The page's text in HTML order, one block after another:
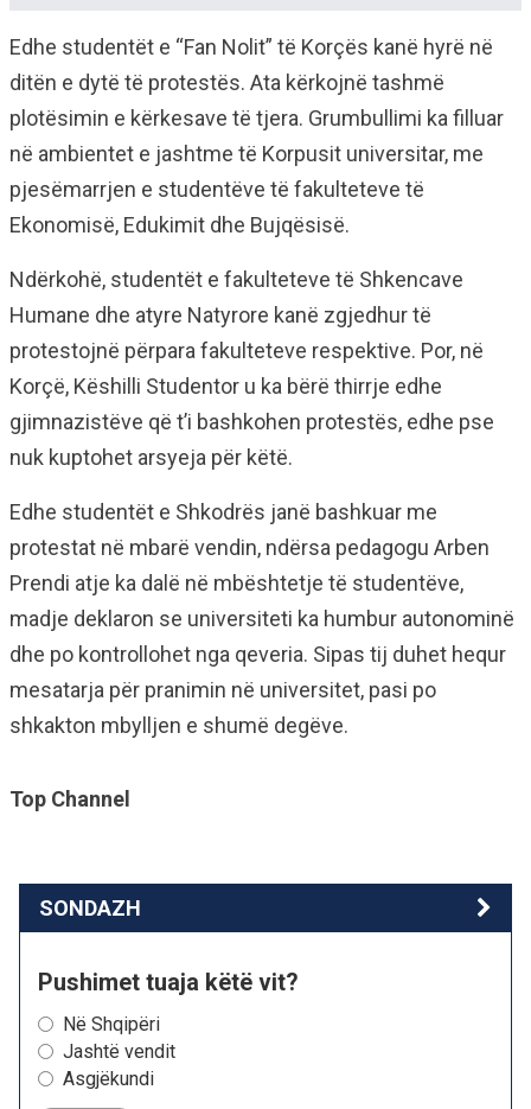
Edhe studentët e “Fan Nolit” të Korçës kanë hyrë në
ditën e dytë të protestës. Ata kërkojnë tashmë
plotësimin e kërkesave të tjera. Grumbullimi ka filluar
në ambientet e jashtme të Korpusit universitar, me
pjesëmarrjen e studentëve të fakulteteve të
Ekonomisë, Edukimit dhe Bujqësisë.
Ndërkohë, studentët e fakulteteve të Shkencave
Humane dhe atyre Natyrore kanë zgjedhur të
protestojnë përpara fakulteteve respektive. Por, në
Korçë, Këshilli Studentor u ka bërë thirrje edhe
gjimnazistëve që t’i bashkohen protestës, edhe pse
nuk kuptohet arsyeja për këtë.
Edhe studentët e Shkodrës janë bashkuar me
protestat në mbarë vendin, ndërsa pedagogu Arben
Prendi atje ka dalë në mbështetje të studentëve,
madje deklaron se universiteti ka humbur autonominë
dhe po kontrollohet nga qeveria. Sipas tij duhet hequr
mesatarja për pranimin në universitet, pasi po
shkakton mbylljen e shumë degëve.
Top Channel
SONDAZH
Pushimet tuaja këtë vit?
Në Shqipëri
Jashtë vendit
Asgjëkundi